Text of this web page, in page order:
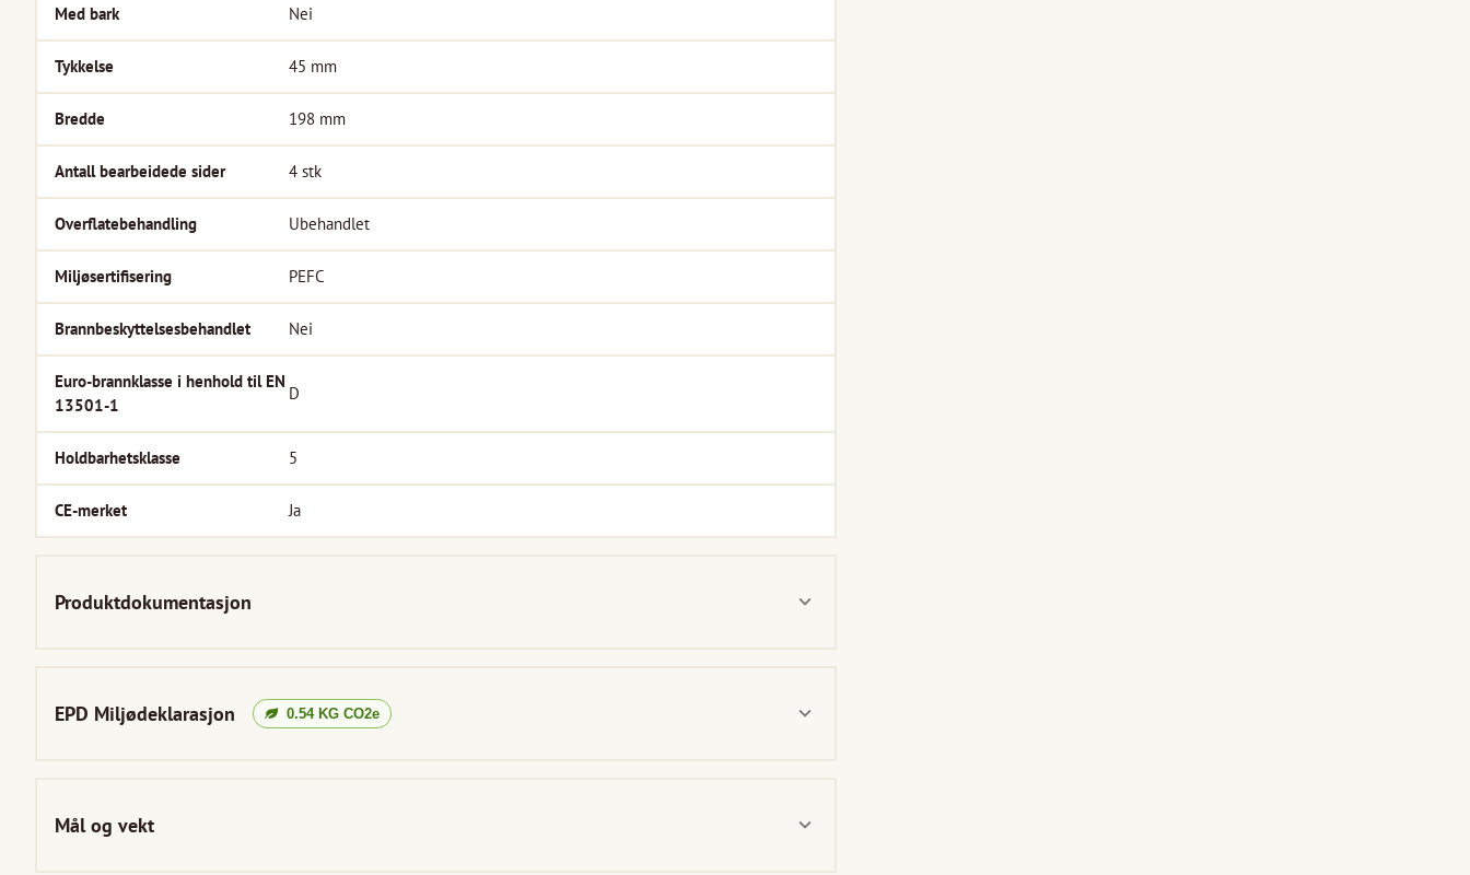
Med bark Nei
Tykkelse 45 mm
Bredde 198 mm
Antall bearbeidede sider 4 stk
Overflatebehandling Ubehandlet
Miljøsertifisering PEFC
Brannbeskyttelsesbehandlet Nei
Euro-brannklasse i henhold til EN
13501-1
D
Holdbarhetsklasse 5
CE-merket Ja
Produktdokumentasjon
EPD Miljødeklarasjon 0.54KG CO2e
Mål og vekt